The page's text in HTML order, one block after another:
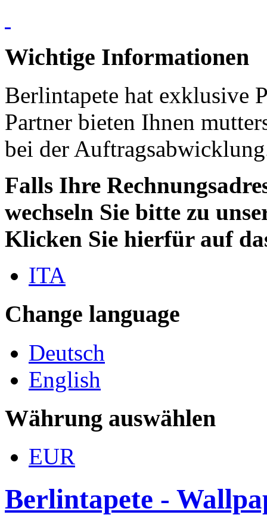
Wichtige Informationen
Berlintapete hat exklusive
Partner bieten Ihnen
bei der
Falls Ihre
wechseln Sie bitte zu
Klicken Sie hierfür auf
ITA
Change language
Deutsch
English
Währung auswählen
EUR
Berlintapete -